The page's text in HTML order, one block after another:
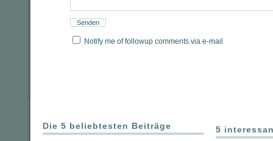
Notify me of followup comments via e-mail
Die 5 beliebtesten Beiträge 5